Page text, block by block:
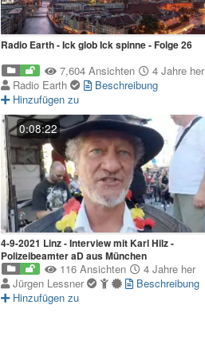
Radio Earth - Ick glob Ick spinne - Folge 26
7,604 Ansichten
4 Jahre her
Radio Earth
Beschreibung
Hinzufügen zu
0:08:22
4-9-2021 Linz - Interview mit Karl Hilz -
Polizeibeamter aD aus München
116 Ansichten
4 Jahre her
Jürgen Lessner
Beschreibung
Hinzufügen zu